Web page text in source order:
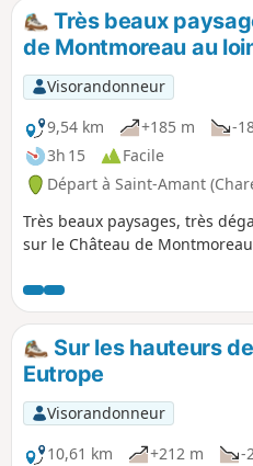
Très beaux
de Montmoreau au
Visorandonneur
9,54 km
+185 m
-
3h 15
Facile
Départ à Saint-Amant
Très beaux paysages, très
sur le Château de
Sur les hauteurs
Eutrope
Visorandonneur
10,61 km
+212 m
-